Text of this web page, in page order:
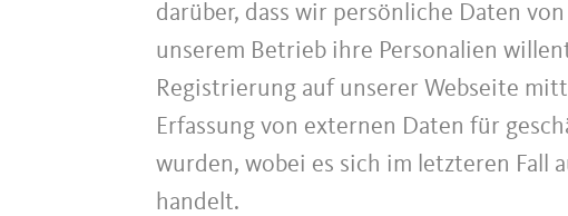
darüber, dass wir persönliche Daten
unserem Betrieb ihre Personalien
Registrierung auf unserer Webseite
Erfassung von externen Daten für
wurden, wobei es sich im letzteren
handelt.